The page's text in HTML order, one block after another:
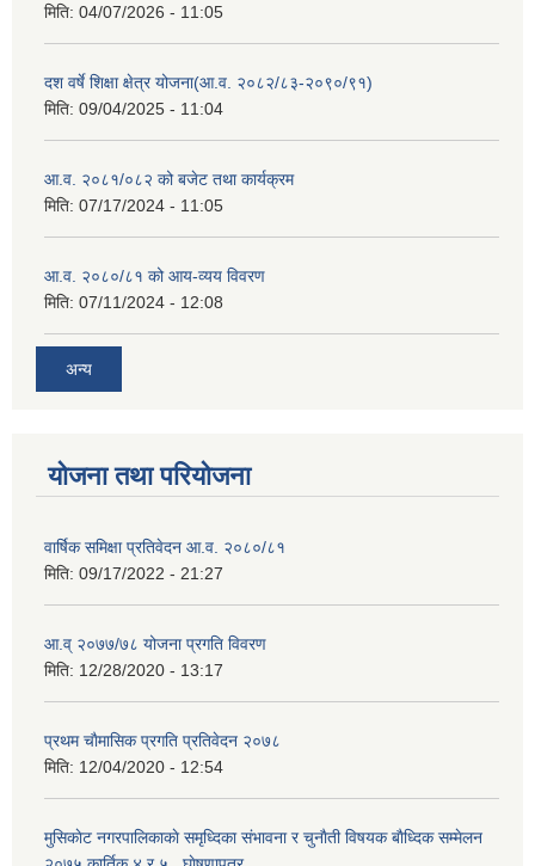
मिति: 04/07/2026 - 11:05
दश वर्षे शिक्षा क्षेत्र योजना(आ.व. २०८२/८३-२०९०/९१)
मिति: 09/04/2025 - 11:04
आ.व. २०८१/०८२ को बजेट तथा कार्यक्रम
मिति: 07/17/2024 - 11:05
आ.व. २०८०/८१ को आय-व्यय विवरण
मिति: 07/11/2024 - 12:08
अन्य
योजना तथा परियोजना
वार्षिक समिक्षा प्रतिवेदन आ.व. २०८०/८१
मिति: 09/17/2022 - 21:27
आ.व् २०७७/७८ योजना प्रगति विवरण
मिति: 12/28/2020 - 13:17
प्रथम चाैमासिक प्रगति प्रतिवेदन २०७८
मिति: 12/04/2020 - 12:54
मुसिकाेट नगरपालिकाकाे समृध्दिका संभावना र चुनाैती विषयक बाैध्दिक सम्मेलन